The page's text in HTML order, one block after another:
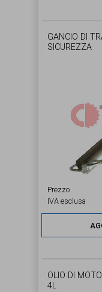
GANCIO DI
SICUREZZA
Prezzo
IVA esclusa
OLIO DI
4L